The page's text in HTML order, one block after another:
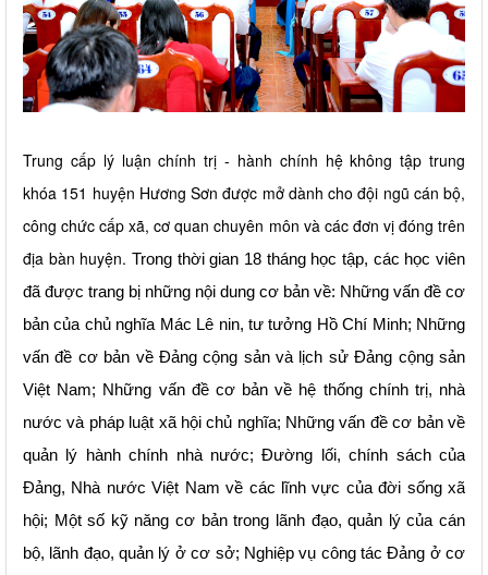
Trung cấp lý luận chính trị - hành chính hệ không tập trung
khóa 151 huyện Hương Sơn được mở dành cho đội ngũ cán bộ,
công chức cấp xã, cơ quan chuyên môn và các đơn vị đóng trên
địa bàn huyện. Trong thời gian 18 tháng học tập, các học viên
đã được trang bị những nội dung cơ bản về: Những vấn đề cơ
bản của chủ nghĩa Mác Lê nin, tư tưởng Hồ Chí Minh; Những
vấn đề cơ bản về Đảng cộng sản và lịch sử Đảng cộng sản
Việt Nam; Những vấn đề cơ bản về hệ thống chính trị, nhà
nước và pháp luật xã hội chủ nghĩa; Những vấn đề cơ bản về
quản lý hành chính nhà nước; Đường lối, chính sách của
Đảng, Nhà nước Việt Nam về các lĩnh vực của đời sống xã
hội; Một số kỹ năng cơ bản trong lãnh đạo, quản lý của cán
bộ, lãnh đạo, quản lý ở cơ sở; Nghiệp vụ công tác Đảng ở cơ